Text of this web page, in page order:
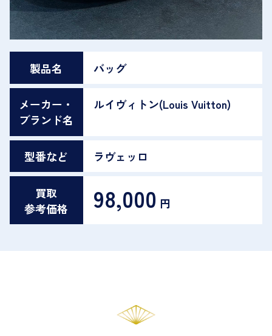
製品名 バッグ
メーカー・
ブランド名
ルイヴィトン(Louis Vuitton)
型番など ラヴェッロ
買取
参考価格
98,000 円